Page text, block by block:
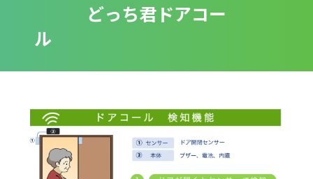
どっち君ドアコー
ル